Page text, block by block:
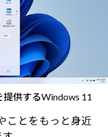
供するWindows 11
ことをもっと身近